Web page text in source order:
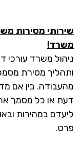
מסירות
משרד עורכי דין
מסירת מסמכים
בין אם מדובר
או כל מסמך אחר,
במהירות ובאופן